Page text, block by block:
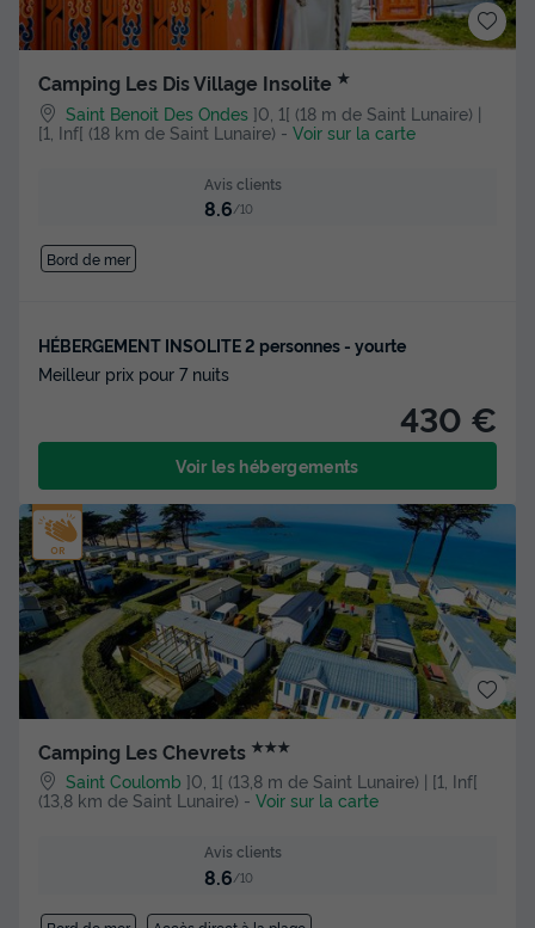
Camping Les Dis Village Insolite ★
Saint Benoit Des Ondes ]0, 1[ (18 m de Saint Lunaire) |
[1, Inf[ (18 km de Saint Lunaire) - Voir sur la carte
Avis clients
8.6/10
Bord de mer
HÉBERGEMENT INSOLITE 2 personnes - yourte
Meilleur prix pour 7 nuits
430 €
Voir les hébergements
Camping Les Chevrets ★★★
Saint Coulomb ]0, 1[ (13,8 m de Saint Lunaire) | [1, Inf[
(13,8 km de Saint Lunaire) - Voir sur la carte
Avis clients
8.6/10